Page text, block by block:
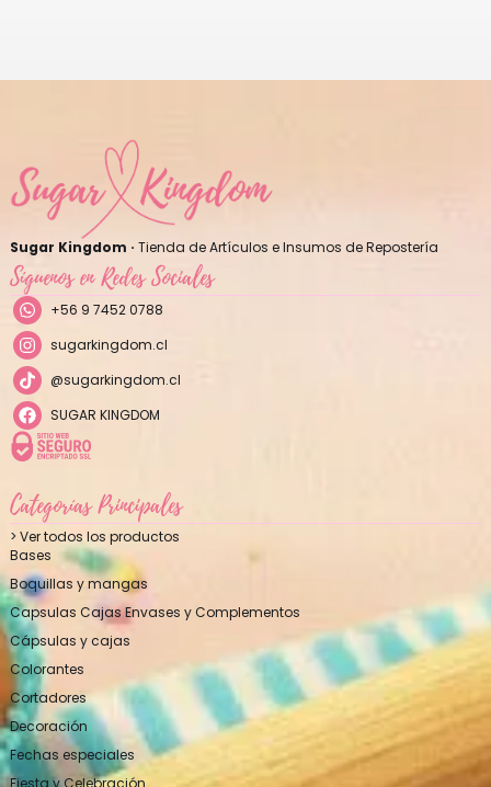
Sugar Kingdom · Tienda de Artículos e Insumos de Repostería
Síguenos en Redes Sociales
+56 9 7452 0788
sugarkingdom.cl
@sugarkingdom.cl
SUGAR KINGDOM
Categorías Principales
> Ver todos los productos
Bases
Boquillas y mangas
Capsulas Cajas Envases y Complementos
Cápsulas y cajas
Colorantes
Cortadores
Decoración
Fechas especiales
Fiesta y Celebración